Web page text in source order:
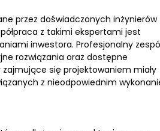
przez doświadczonych inżynierów
z takimi ekspertami jest
inwestora. Profesjonalny
rozwiązania oraz dostępne
się projektowaniem miały
z nieodpowiednim